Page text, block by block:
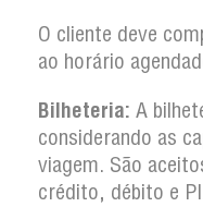
O cliente deve
ao horário
Bilheteria: A
considerando as
viagem. São
crédito, débito e